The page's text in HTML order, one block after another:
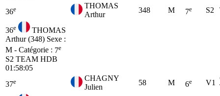
36e
THOMAS
Arthur
348 M 7e S2
36e
THOMAS
Arthur (348) Sexe :
M - Catégorie : 7e
S2 TEAM HDB
01:58:05
37e
CHAGNY
Julien
58 M 6e V1